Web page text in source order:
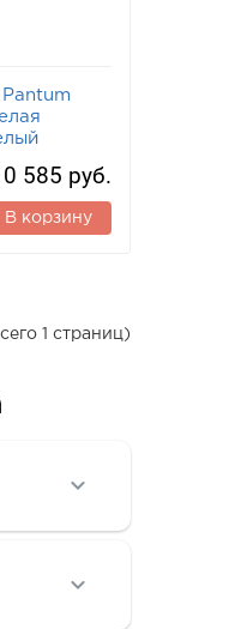
585 руб.
В корзину
1 страниц)